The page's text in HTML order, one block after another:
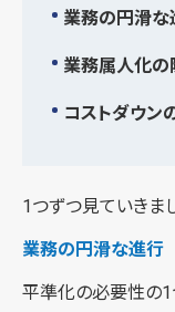
業務の円滑な
業務属人化の
コストダウン
1つずつ見ていきまし
業務の円滑な進行
平準化の必要性の1